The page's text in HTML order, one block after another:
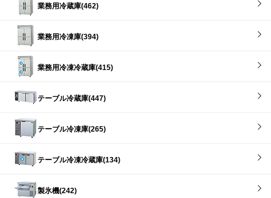
業務用冷蔵庫(462)
業務用冷凍庫(394)
業務用冷凍冷蔵庫(415)
テーブル冷蔵庫(447)
テーブル冷凍庫(265)
テーブル冷凍冷蔵庫(134)
製氷機(242)